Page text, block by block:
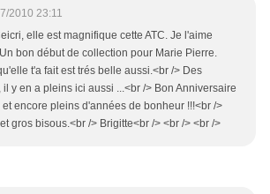
2010 23:11
elle est magnifique cette ATC. Je l'aime
bon début de collection pour Marie Pierre.
t'a fait est trés belle aussi.<br /> Des
y en a pleins ici aussi ...<br /> Bon Anniversaire
encore pleins d'années de bonheur !!!<br />
gros bisous.<br /> Brigitte<br /> <br /> <br />